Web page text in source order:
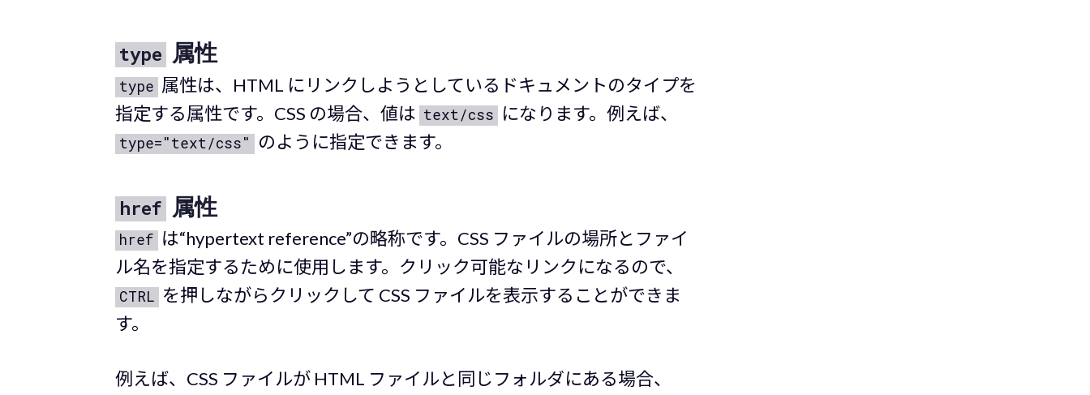
type 属性
type 属性は、HTML にリンクしようとしているドキュメントのタイプを
指定する属性です。CSS の場合、値は text/css になります。例えば、
type="text/css" のように指定できます。
href 属性
href は“hypertext reference”の略称です。CSS ファイルの場所とファイ
ル名を指定するために使用します。クリック可能なリンクになるので、
CTRL を押しながらクリックして CSS ファイルを表示することができま
す。
例えば、CSS ファイルが HTML ファイルと同じフォルダにある場合、